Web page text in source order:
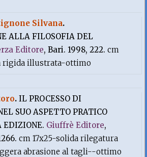
Silvana.
ALLA FILOSOFIA DEL
Editore, Bari. 1998, 222.cm
rigida illustrata-ottimo
.IL PROCESSO DI
SUO ASPETTO PRATICO
EDIZIONE. Giuffrè Editore,
cm 17x25-solida rilegatura
abrasione al tagli--ottimo